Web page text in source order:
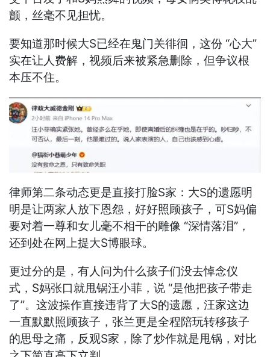
颤，丝毫不见担忧。
要知道那时候大S已经在鬼门关徘徊，这份 “心大”
实在让人费解，视频后来被紧急删除，但争议根
本压不住。
律师第二条动态更是直接打脸S家：大S的遗愿明
明是让两家人放下恩怨，好好照顾孩子，可S妈偏
要对着一尊和女儿毫不相干的雕像 “深情落泪”，
还到处在网上提大S博眼球。
更过分的是，有人问为什么孩子们没去悼念仪
式，S妈张口就甩锅汪小菲，说 “是他把孩子带走
了”。这波操作直接违背了大S的遗愿，汪家这边
一直默默照顾孩子，张兰更是全程陪玩转移孩子
的思母之痛，反观S家，除了炒作就是甩锅，对比